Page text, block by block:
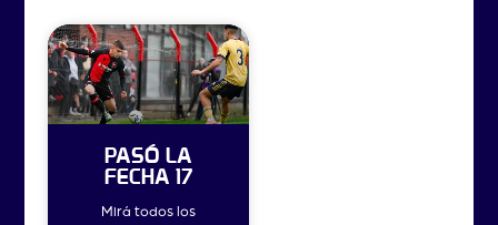
PASÓ LA
FECHA 17
Mirá todos los